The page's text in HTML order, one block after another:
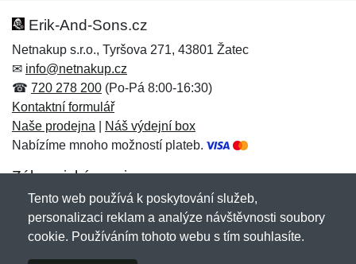
Hodnocení:
Jméno: *
Zpráva*
Jméno:
E-mail:*
Erik-And-Sons.cz
Netnakup s.r.o., Tyršova 271, 43801 Žatec
✉ info@netnakup.cz
☎ 720 278 200 (Po-Pá 8:00-16:30)
Kontaktní formulář
Naše prodejna
Náš výdejní box
Nabízíme mnoho možností plateb.
Zákaznický servis
Novinky emailem
Tento web používá k poskytování služeb,
personalizaci reklam a analýze návštěvnosti soubory
cookie. Používáním tohoto webu s tím souhlasíte.